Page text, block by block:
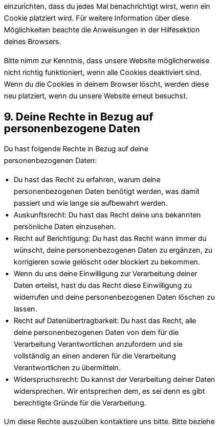
einzurichten, dass du jedes Mal benachrichtigt wirst, wenn ein
Cookie platziert wird. Für weitere Information über diese
Möglichkeiten beachte die Anweisungen in der Hilfesektion
deines Browsers.
Bitte nimm zur Kenntnis, dass unsere Website möglicherweise
nicht richtig funktioniert, wenn alle Cookies deaktiviert sind.
Wenn du die Cookies in deinem Browser löscht, werden diese
neu platziert, wenn du unsere Website erneut besuchst.
9. Deine Rechte in Bezug auf
personenbezogene Daten
Du hast folgende Rechte in Bezug auf deine
personenbezogenen Daten:
Du hast das Recht zu erfahren, warum deine
personenbezogenen Daten benötigt werden, was damit
passiert und wie lange sie aufbewahrt werden.
Auskunftsrecht: Du hast das Recht deine uns bekannten
persönliche Daten einzusehen.
Recht auf Berichtigung: Du hast das Recht wann immer du
wünscht, deine personenbezogenen Daten zu ergänzen, zu
korrigieren sowie gelöscht oder blockiert zu bekommen.
Wenn du uns deine Einwilligung zur Verarbeitung deiner
Daten erteilst, hast du das Recht diese Einwilligung zu
widerrufen und deine personenbezogenen Daten löschen zu
lassen.
Recht auf Datenübertragbarkeit: Du hast das Recht, alle
deine personenbezogenen Daten von dem für die
Verarbeitung Verantwortlichen anzufordern und sie
vollständig an einen anderen für die Verarbeitung
Verantwortlichen zu übermitteln.
Widerspruchsrecht: Du kannst der Verarbeitung deiner Daten
widersprechen. Wir entsprechen dem, es sei denn es gibt
berechtigte Gründe für die Verarbeitung.
Um diese Rechte auszuüben kontaktiere uns bitte. Bitte beziehe